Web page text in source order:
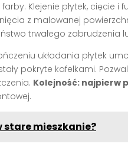
Klejenie płytek, cięcie
z malowanej
trwałego zabrudzenia
układania płytek
pokryte kafelkami.
Kolejność: najpierw
stare mieszkanie?